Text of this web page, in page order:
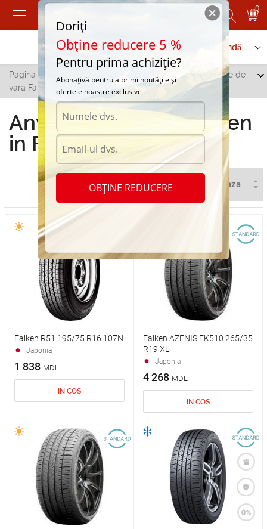
0
Contactați-ne Serviciu de comandă
Pagina principală Floresti/
Anvelope de
vara Falken in Floresti
Anvelope de vara Falken
in Floresti
Falken R51 195/75 R16 107N
Japonia
1 838 MDL
IN COS
Falken AZENIS FK510 265/35
R19 XL
Japonia
4 268 MDL
IN COS
Doriți
Obține reducere 5 %
Pentru prima achiziție?
Abonațivă pentru a primi noutățile și
ofertele noastre exclusive
OBȚINE REDUCERE